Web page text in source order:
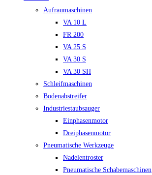
Aufraumaschinen
VA 10 L
FR 200
VA 25 S
VA 30 S
VA 30 SH
Schleifmaschinen
Bodenabstreifer
Industriestaubsauger
Einphasenmotor
Dreiphasenmotor
Pneumatische Werkzeuge
Nadelentroster
Pneumatische Schabemaschinen